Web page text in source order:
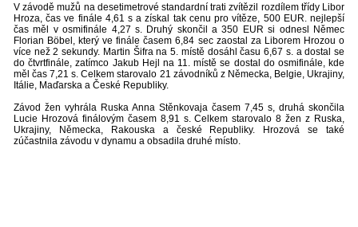
V závodě mužů na desetimetrové standardní trati zvítězil rozdílem třídy Libor
Hroza, čas ve finále 4,61 s a získal tak cenu pro vítěze, 500 EUR. nejlepší
čas měl v osmifinále 4,27 s. Druhý skončil a 350 EUR si odnesl Němec
Florian Böbel, který ve finále časem 6,84 sec zaostal za Liborem Hrozou o
více než 2 sekundy. Martin Šifra na 5. místě dosáhl času 6,67 s. a dostal se
do čtvrtfinále, zatímco Jakub Hejl na 11. místě se dostal do osmifinále, kde
měl čas 7,21 s. Celkem starovalo 21 závodníků z Německa, Belgie, Ukrajiny,
Itálie, Maďarska a České Republiky.
Závod žen vyhrála Ruska Anna Stěnkovaja časem 7,45 s, druhá skončila
Lucie Hrozová finálovým časem 8,91 s. Celkem starovalo 8 žen z Ruska,
Ukrajiny, Německa, Rakouska a české Republiky. Hrozová se také
zúčastnila závodu v dynamu a obsadila druhé místo.